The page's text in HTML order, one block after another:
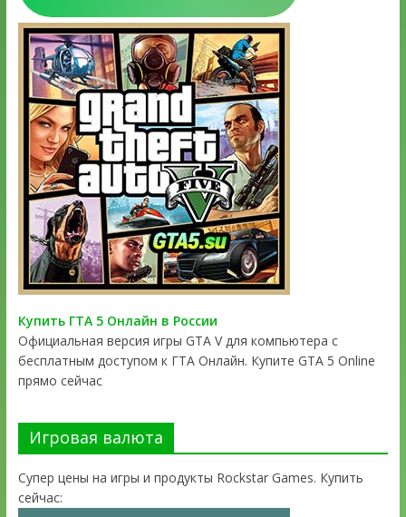
Купить ГТА 5 Онлайн в России
Официальная версия игры GTA V для компьютера с
бесплатным доступом к ГТА Онлайн. Купите GTA 5 Online
прямо сейчас
Игровая валюта
Супер цены на игры и продукты Rockstar Games. Купить
сейчас: